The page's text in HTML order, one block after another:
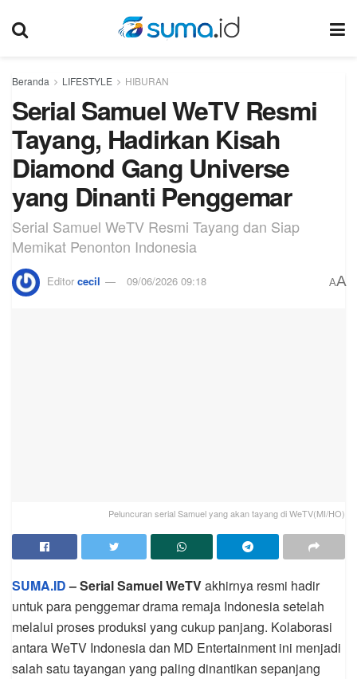
Beranda LIFESTYLE HIBURAN
Serial Samuel WeTV Resmi
Tayang, Hadirkan Kisah
Diamond Gang Universe
yang Dinanti Penggemar
Serial Samuel WeTV Resmi Tayang dan Siap
Memikat Penonton Indonesia
Editor cecil 09/06/2026 09:18 AA
Peluncuran serial Samuel yang akan tayang di WeTV(MI/HO)
SUMA.ID– Serial Samuel WeTVakhirnya resmi hadir
untuk para penggemar drama remaja Indonesia setelah
melalui proses produksi yang cukup panjang. Kolaborasi
antara WeTV Indonesia dan MD Entertainment ini menjadi
salah satu tayangan yang paling dinantikan sepanjang